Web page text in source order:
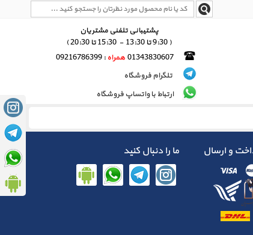
پشتیبانی تلفنی مشتریان
( 9:30 تا 13:30 - 15:30 تا 20:30 )
01343830607 همراه : 09216786399
تلگرام فروشگاه
ارتباط با واتساپ فروشگاه
و ارسال ما را دنبال کنید